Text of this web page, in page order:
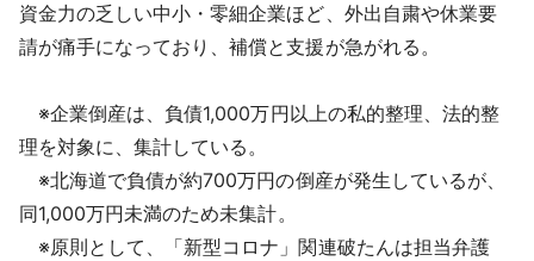
資金力の乏しい中小・零細企業ほど、外出自粛や休業要
請が痛手になっており、補償と支援が急がれる。
※企業倒産は、負債1,000万円以上の私的整理、法的整
理を対象に、集計している。
※北海道で負債が約700万円の倒産が発生しているが、
同1,000万円未満のため未集計。
※原則として、「新型コロナ」関連破たんは担当弁護